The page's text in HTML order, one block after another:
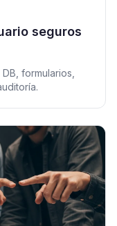
seguros
formularios,